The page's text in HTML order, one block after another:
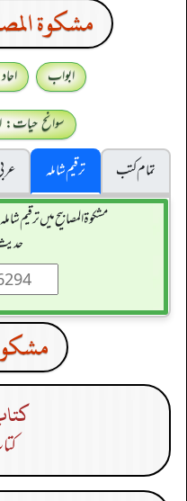
مشكوة
ابواب
سوانح حیات:
تمام کتب
ترقیم شاملہ
مشکوۃ المصابیح میں ترقیم